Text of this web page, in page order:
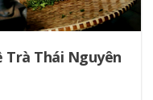
Trà Thái Nguyên